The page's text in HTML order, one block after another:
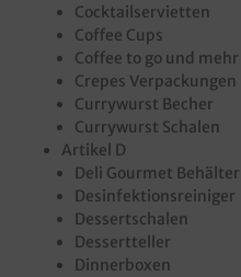
Cocktailservietten
Coffee Cups
Coffee to go und mehr
Crepes Verpackungen
Currywurst Becher
Currywurst Schalen
Artikel D
Deli Gourmet Behälter
Desinfektionsreiniger
Dessertschalen
Dessertteller
Dinnerboxen